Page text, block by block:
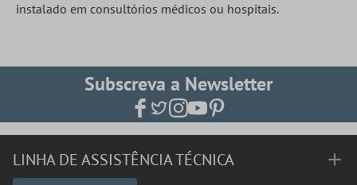
instalado em consultórios médicos ou hospitais.
Subscreva a Newsletter
LINHA DE ASSISTÊNCIA TÉCNICA